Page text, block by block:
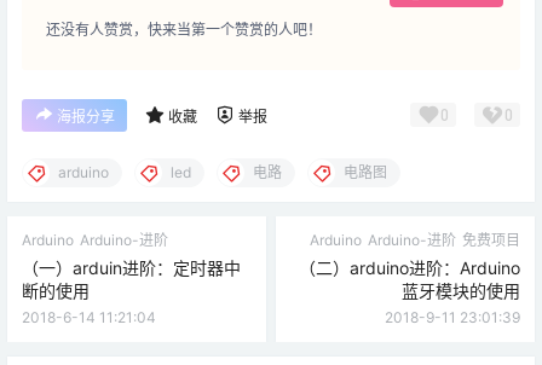
还没有人赞赏，快来当第一个赞赏的人吧！
海报分享 收藏 举报 0 0
arduino led 电路 电路图
Arduino Arduino-进阶
（一）arduin进阶：定时器中
断的使用
2018-6-14 11:21:04
Arduino Arduino-进阶 免费项目
（二）arduino进阶：Arduino
蓝牙模块的使用
2018-9-11 23:01:39